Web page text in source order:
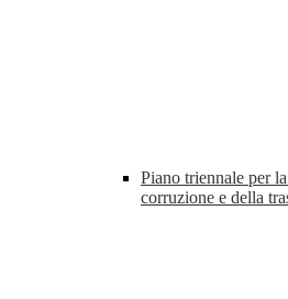
Piano triennale per
corruzione e della